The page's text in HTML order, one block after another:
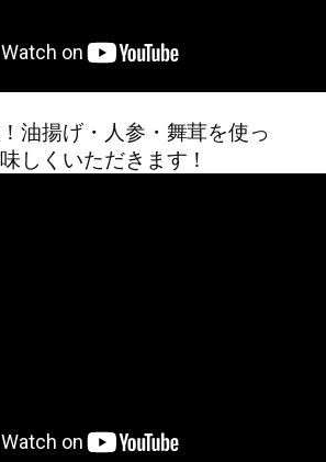
油揚げ・人参・舞茸を使っ
しくいただきます！